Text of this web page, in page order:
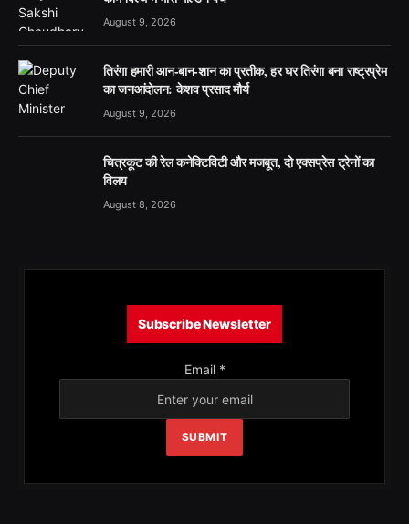
August 9, 2026
तिरंगा हमारी आन-बान-शान का प्रतीक, हर घर तिरंगा बना राष्ट्रप्रेम
का जनआंदोलन: केशव प्रसाद मौर्य
August 9, 2026
चित्रकूट की रेल कनेक्टिविटी और मजबूत, दो एक्सप्रेस ट्रेनों का
विलय
August 8, 2026
Subscribe Newsletter
Email *
SUBMIT